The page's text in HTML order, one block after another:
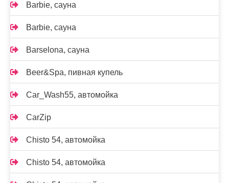
Barbie, сауна
Barbie, сауна
Barselona, сауна
Beer&Spa, пивная купель
Car_Wash55, автомойка
CarZip
Chisto 54, автомойка
Chisto 54, автомойка